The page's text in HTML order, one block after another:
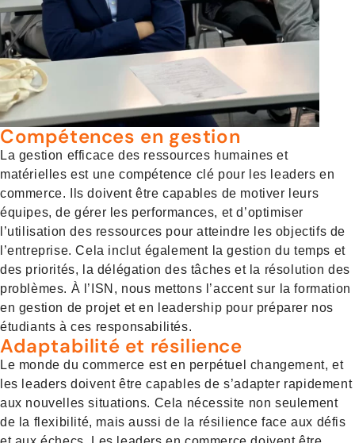
Compétences en gestion
La gestion efficace des ressources humaines et
matérielles est une compétence clé pour les leaders en
commerce. Ils doivent être capables de motiver leurs
équipes, de gérer les performances, et d’optimiser
l’utilisation des ressources pour atteindre les objectifs de
l’entreprise. Cela inclut également la gestion du temps et
des priorités, la délégation des tâches et la résolution des
problèmes. À l’ISN, nous mettons l’accent sur la formation
en gestion de projet et en leadership pour préparer nos
étudiants à ces responsabilités.
Adaptabilité et résilience
Le monde du commerce est en perpétuel changement, et
les leaders doivent être capables de s’adapter rapidement
aux nouvelles situations. Cela nécessite non seulement
de la flexibilité, mais aussi de la résilience face aux défis